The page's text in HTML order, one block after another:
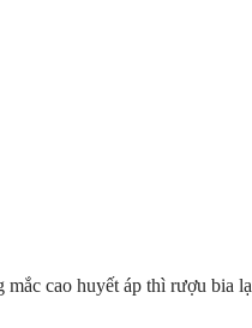
cao huyết áp thì rượu bia